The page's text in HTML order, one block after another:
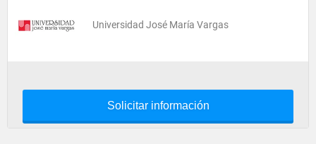
Universidad José María Vargas
Solicitar información